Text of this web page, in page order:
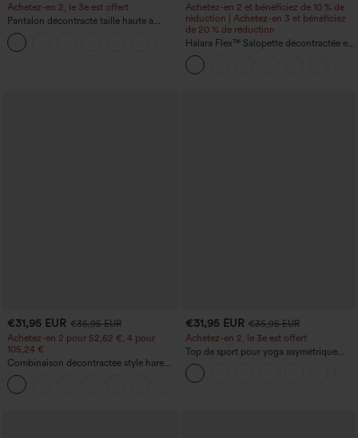
Achetez-en 2, le 3e est offert
Pantalon décontracté taille haute à
cordon, coupe large en mélange de lin,
avec poches
+5
Achetez-en 2 et bénéficiez de 10 % de
réduction | Achetez-en 3 et bénéficiez
de 20 % de réduction
Halara Flex™ Salopette décontractée en
denim lavé à encolure en V avec poche
€31,95 EUR €35,95 EUR
Achetez-en 2 pour 52,62 €, 4 pour
105,24 €
Combinaison décontractée style harem,
encolure en U et poche - Édition Easy
Peezy
€31,95 EUR €35,95 EUR
Achetez-en 2, le 3e est offert
Top de sport pour yoga asymétrique
(une épaule) à manches longues avec
ouverture pour le pouce, ourlet arrondi
haut-bas, séchage rapide, soutien-gorge